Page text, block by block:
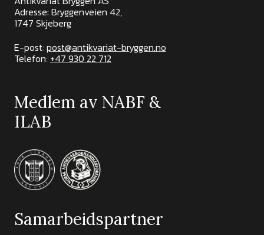
Adresse: Bryggenveien 42,
1747 Skjeberg
E-post: post@antikvariat-bryggen.no
Telefon: +47 930 22 712
Medlem av NABF &
ILAB
Samarbeidspartner